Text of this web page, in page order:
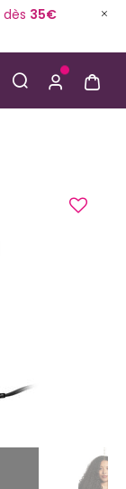
dès 35€